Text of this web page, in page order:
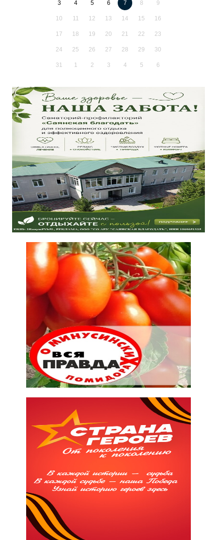
3 4 5 6 7 8 9
10 11 12 13 14 15 16
17 18 19 20 21 22 23
24 25 26 27 28 29 30
31 1 2 3 4 5 6